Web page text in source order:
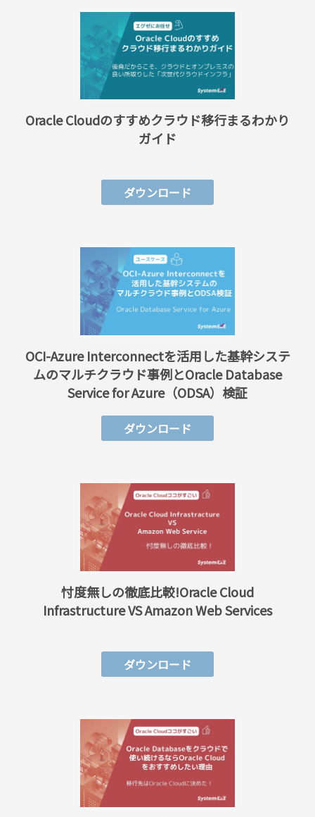
Oracle Cloudのすすめクラウド移行まるわかり
ガイド
ダウンロード
OCI-Azure Interconnectを活用した基幹システ
ムのマルチクラウド事例とOracle Database
Service for Azure（ODSA）検証
ダウンロード
忖度無しの徹底比較!Oracle Cloud
Infrastructure VS Amazon Web Services
ダウンロード